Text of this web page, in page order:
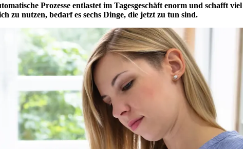
Prozesse entlastet im Tagesgeschäft enorm und schafft
zu nutzen, bedarf es sechs Dinge, die jetzt zu tun sind.